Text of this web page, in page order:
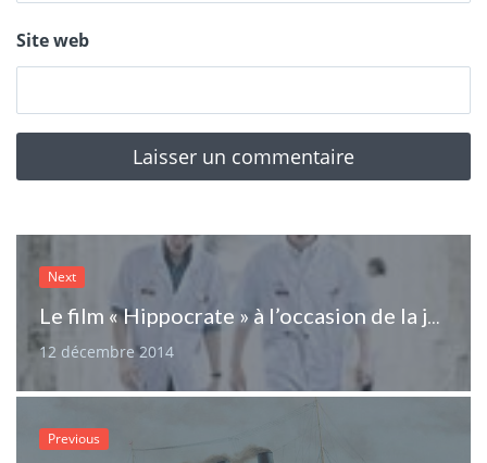
Site web
Next
Le film « Hippocrate » à l’occasion de la journée internationale des migrants
12 décembre 2014
Previous